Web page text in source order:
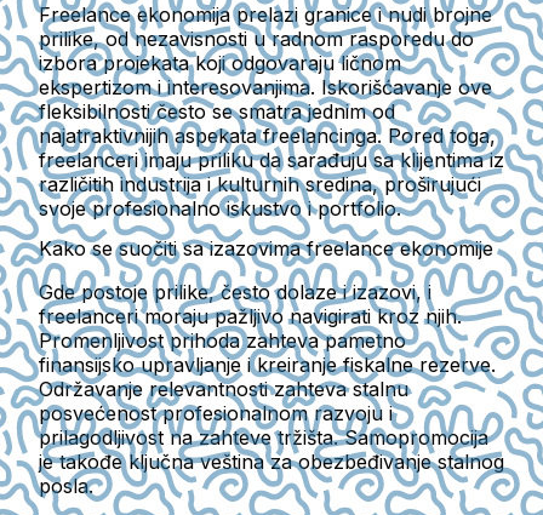
Freelance ekonomija prelazi granice i nudi brojne
prilike, od nezavisnosti u radnom rasporedu do
izbora projekata koji odgovaraju ličnom
ekspertizom i interesovanjima. Iskorišćavanje ove
fleksibilnosti često se smatra jednim od
najatraktivnijih aspekata freelancinga. Pored toga,
freelanceri imaju priliku da sarađuju sa klijentima iz
različitih industrija i kulturnih sredina, proširujući
svoje profesionalno iskustvo i portfolio.
Kako se suočiti sa izazovima freelance ekonomije
Gde postoje prilike, često dolaze i izazovi, i
freelanceri moraju pažljivo navigirati kroz njih.
Promenljivost prihoda zahteva pametno
finansijsko upravljanje i kreiranje fiskalne rezerve.
Održavanje relevantnosti zahteva stalnu
posvećenost profesionalnom razvoju i
prilagodljivost na zahteve tržišta. Samopromocija
je takođe ključna veština za obezbeđivanje stalnog
posla.